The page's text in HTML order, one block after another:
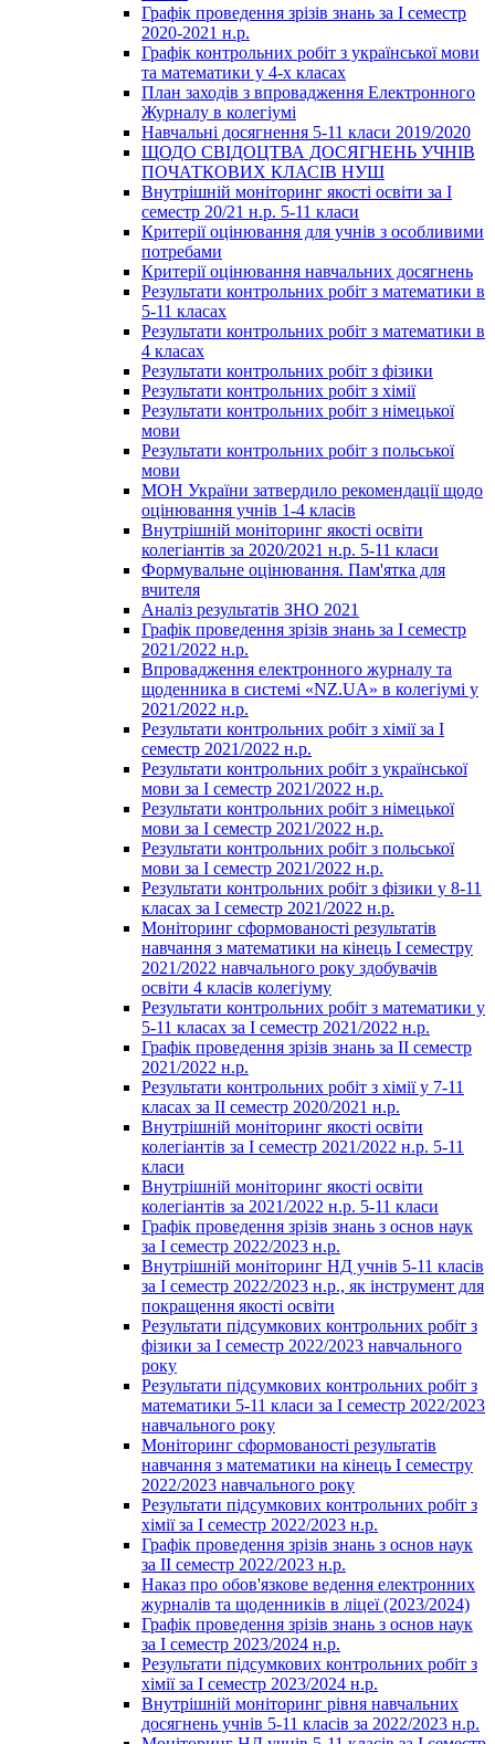
Графік проведення зрізів знань за І семестр
2020-2021 н.р.
Графік контрольних робіт з української мови
та математики у 4-х класах
План заходів з впровадження Електронного
Журналу в колегіумі
Навчальні досягнення 5-11 класи 2019/2020
ЩОДО СВІДОЦТВА ДОСЯГНЕНЬ УЧНІВ
ПОЧАТКОВИХ КЛАСІВ НУШ
Внутрішній моніторинг якості освіти за І
семестр 20/21 н.р. 5-11 класи
Критерії оцінювання для учнів з особливими
потребами
Критерії оцінювання навчальних досягнень
Результати контрольних робіт з математики в
5-11 класах
Результати контрольних робіт з математики в
4 класах
Результати контрольних робіт з фізики
Результати контрольних робіт з хімії
Результати контрольних робіт з німецької
мови
Результати контрольних робіт з польської
мови
МОН України затвердило рекомендації щодо
оцінювання учнів 1-4 класів
Внутрішній моніторинг якості освіти
колегіантів за 2020/2021 н.р. 5-11 класи
Формувальне оцінювання. Пам'ятка для
вчителя
Аналіз результатів ЗНО 2021
Графік проведення зрізів знань за І семестр
2021/2022 н.р.
Впровадження електронного журналу та
щоденника в системі «NZ.UA» в колегіумі у
2021/2022 н.р.
Результати контрольних робіт з хімії за І
семестр 2021/2022 н.р.
Результати контрольних робіт з української
мови за І семестр 2021/2022 н.р.
Результати контрольних робіт з німецької
мови за І семестр 2021/2022 н.р.
Результати контрольних робіт з польської
мови за І семестр 2021/2022 н.р.
Результати контрольних робіт з фізики у 8-11
класах за І семестр 2021/2022 н.р.
Моніторинг сформованості результатів
навчання з математики на кінець І семестру
2021/2022 навчального року здобувачів
освіти 4 класів колегіуму
Результати контрольних робіт з математики у
5-11 класах за І семестр 2021/2022 н.р.
Графік проведення зрізів знань за ІІ семестр
2021/2022 н.р.
Результати контрольних робіт з хімії у 7-11
класах за ІІ семестр 2020/2021 н.р.
Внутрішній моніторинг якості освіти
колегіантів за І семестр 2021/2022 н.р. 5-11
класи
Внутрішній моніторинг якості освіти
колегіантів за 2021/2022 н.р. 5-11 класи
Графік проведення зрізів знань з основ наук
за І семестр 2022/2023 н.р.
Внутрішній моніторинг НД учнів 5-11 класів
за І семестр 2022/2023 н.р., як інструмент для
покращення якості освіти
Результати підсумкових контрольних робіт з
фізики за І семестр 2022/2023 навчального
року
Результати підсумкових контрольних робіт з
математики 5-11 класи за І семестр 2022/2023
навчального року
Моніторинг сформованості результатів
навчання з математики на кінець І семестру
2022/2023 навчального року
Результати підсумкових контрольних робіт з
хімії за І семестр 2022/2023 н.р.
Графік проведення зрізів знань з основ наук
за ІІ семестр 2022/2023 н.р.
Наказ про обов'язкове ведення електронних
журналів та щоденників в ліцеї (2023/2024)
Графік проведення зрізів знань з основ наук
за І семестр 2023/2024 н.р.
Результати підсумкових контрольних робіт з
хімії за І семестр 2023/2024 н.р.
Внутрішній моніторинг рівня навчальних
досягнень учнів 5-11 класів за 2022/2023 н.р.